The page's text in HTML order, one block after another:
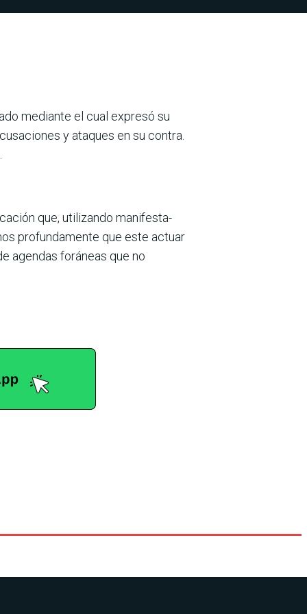
mediante el cual expresó su
y ataques en su contra.
que, utilizando manifesta­
profundamente que este actuar
agendas forá­neas que no